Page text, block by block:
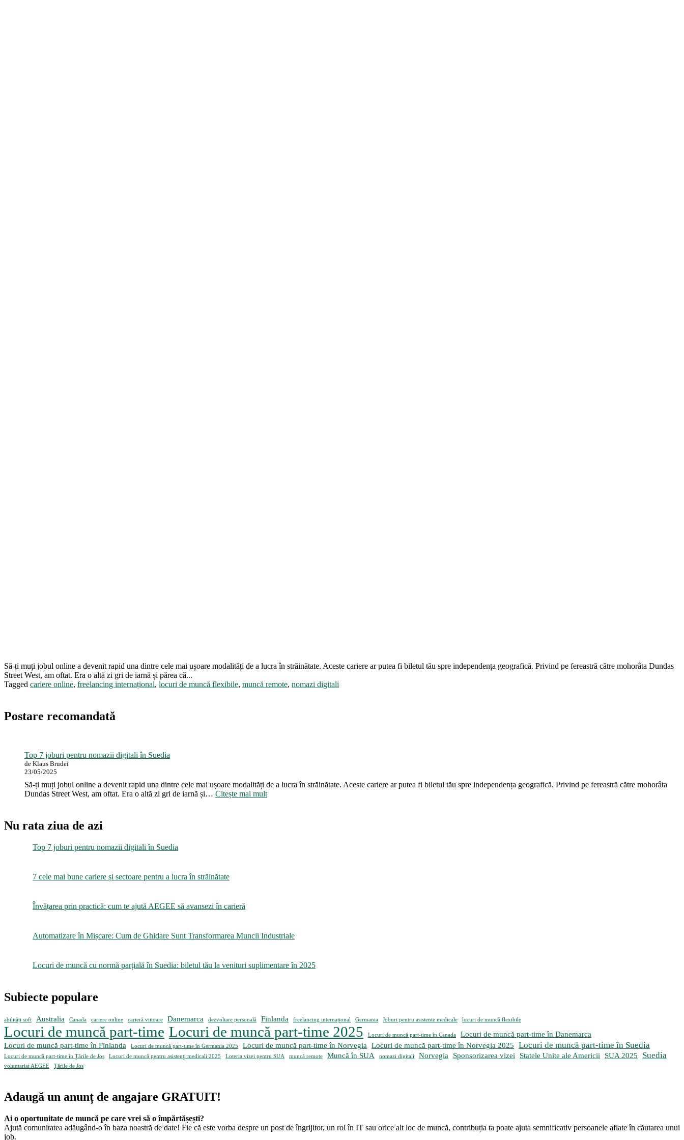
Să-ți muți jobul online a devenit rapid una dintre cele mai ușoare modalități de a lucra în străinătate. Aceste cariere ar putea fi biletul tău spre independența geografică. Privind pe fereastră către mohorâta Dundas
Street West, am oftat. Era o altă zi gri de iarnă și părea că...
Tagged cariere online, freelancing internațional, locuri de muncă flexibile, muncă remote, nomazi digitali
Postare recomandată
Top 7 joburi pentru nomazii digitali în Suedia
de Klaus Brudei
23/05/2025
Să-ți muți jobul online a devenit rapid una dintre cele mai ușoare modalități de a lucra în străinătate. Aceste cariere ar putea fi biletul tău spre independența geografică. Privind pe fereastră către mohorâta
Dundas Street West, am oftat. Era o altă zi gri de iarnă și… Citește mai mult:
Nu rata ziua de azi
Top 7 joburi pentru nomazii digitali în Suedia
7 cele mai bune cariere și sectoare pentru a lucra în străinătate
Învățarea prin practică: cum te ajută AEGEE să avansezi în carieră
Automatizare în Mișcare: Cum de Ghidare Sunt Transformarea Muncii Industriale
Locuri de muncă cu normă parțială în Suedia: biletul tău la venituri suplimentare în 2025
Subiecte populare
abilități soft Australia Canada cariere online carieră viitoare Danemarca dezvoltare personală Finlanda freelancing internațional Germania Joburi pentru asistente medicale locuri de muncă flexibile
Locuri de muncă part-time Locuri de muncă part-time 2025 Locuri de muncă part-time în Canada
Locuri de muncă part-time în Danemarca
Locuri de muncă part-time în Finlanda
Locuri de muncă part-time în Germania 2025 Locuri de muncă part-time în Norvegia Locuri de muncă part-time în Norvegia 2025 Locuri de muncă part-time în Suedia
Locuri de muncă part-time în Țările de Jos Locuri de muncă pentru asistenți medicali 2025 Loteria vizei pentru SUA muncă remote Muncă în SUA nomazi digitali Norvegia Sponsorizarea vizei Statele Unite ale Americii SUA 2025 Suedia
voluntariat AEGEE Țările de Jos
Adaugă un anunț de angajare GRATUIT!
Ai o oportunitate de muncă pe care vrei să o împărtășești?
Ajută comunitatea adăugând-o în baza noastră de date! Fie că este vorba despre un post de îngrijitor, un rol în IT sau orice alt loc de muncă, contribuția ta poate ajuta semnificativ persoanele aflate în căutarea unui
job.